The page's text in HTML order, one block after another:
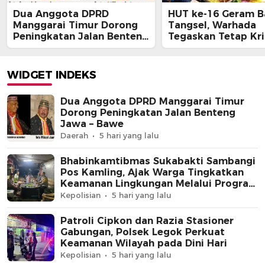
Dua Anggota DPRD
Manggarai Timur Dorong
Peningkatan Jalan Benteng
Jawa – Bawe
HUT ke-16 Geram
Tangsel, Warhada
Tegaskan Tetap
Kawal Kepentingan
WIDGET INDEKS
Dua Anggota DPRD Manggarai Timur
Dorong Peningkatan Jalan Benteng
Jawa – Bawe
Daerah 5 hari yang lalu
Bhabinkamtibmas Sukabakti Sambangi
Pos Kamling, Ajak Warga Tingkatkan
Keamanan Lingkungan Melalui Program
Jaga Jakarta+
Kepolisian 5 hari yang lalu
Patroli Cipkon dan Razia Stasioner
Gabungan, Polsek Legok Perkuat
Keamanan Wilayah pada Dini Hari
Kepolisian 5 hari yang lalu